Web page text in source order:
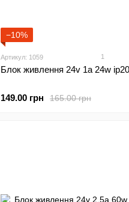
−10%
Артикул: 1059 1
Блок живлення 24v 1а 24w ip20
165.00 грн
149.00 грн